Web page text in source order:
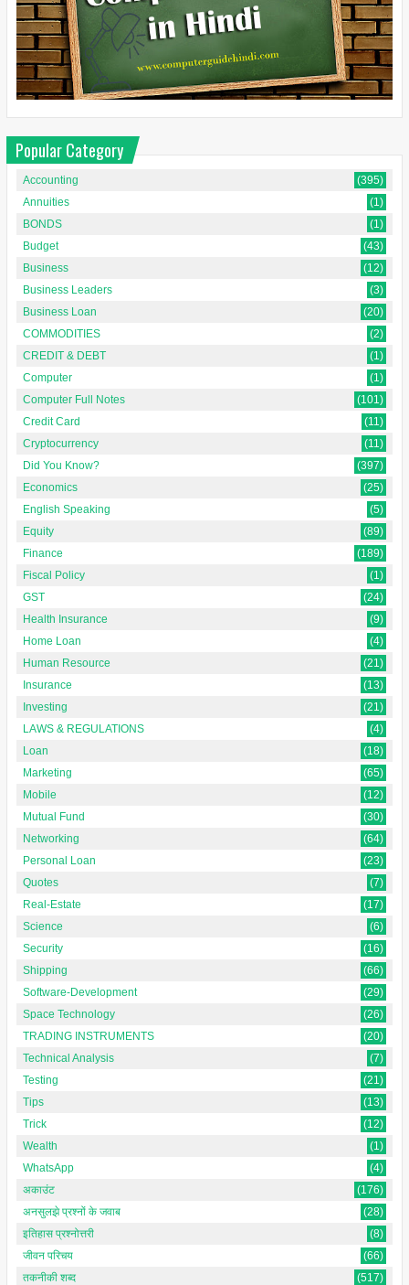
Popular Category
Accounting
(395)
Annuities
(1)
BONDS
(1)
Budget
(43)
Business
(12)
Business Leaders
(3)
Business Loan
(20)
COMMODITIES
(2)
CREDIT & DEBT
(1)
Computer
(1)
Computer Full Notes
(101)
Credit Card
(11)
Cryptocurrency
(11)
Did You Know?
(397)
Economics
(25)
English Speaking
(5)
Equity
(89)
Finance
(189)
Fiscal Policy
(1)
GST
(24)
Health Insurance
(9)
Home Loan
(4)
Human Resource
(21)
Insurance
(13)
Investing
(21)
LAWS & REGULATIONS
(4)
Loan
(18)
Marketing
(65)
Mobile
(12)
Mutual Fund
(30)
Networking
(64)
Personal Loan
(23)
Quotes
(7)
Real-Estate
(17)
Science
(6)
Security
(16)
Shipping
(66)
Software-Development
(29)
Space Technology
(26)
TRADING INSTRUMENTS
(20)
Technical Analysis
(7)
Testing
(21)
Tips
(13)
Trick
(12)
Wealth
(1)
WhatsApp
(4)
अकाउंट
(176)
अनसुलझे प्रश्नों के जवाब
(28)
इतिहास प्रश्नोत्तरी
(8)
जीवन परिचय
(66)
तकनीकी शब्द
(517)